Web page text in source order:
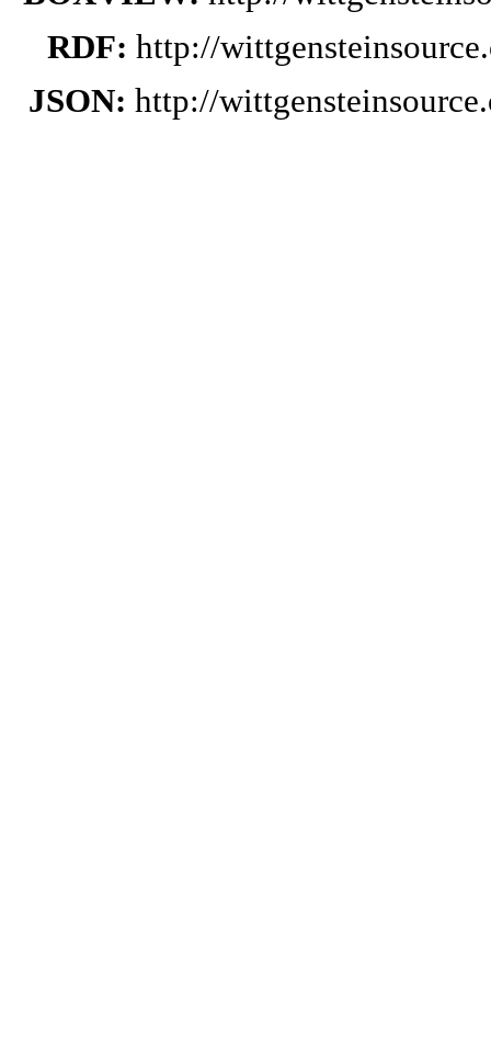
RDF: http://
JSON: http://